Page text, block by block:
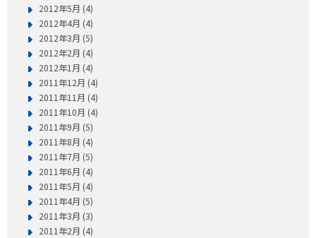
2012年5月 (4)
2012年4月 (4)
2012年3月 (5)
2012年2月 (4)
2012年1月 (4)
2011年12月 (4)
2011年11月 (4)
2011年10月 (4)
2011年9月 (5)
2011年8月 (4)
2011年7月 (5)
2011年6月 (4)
2011年5月 (4)
2011年4月 (5)
2011年3月 (3)
2011年2月 (4)